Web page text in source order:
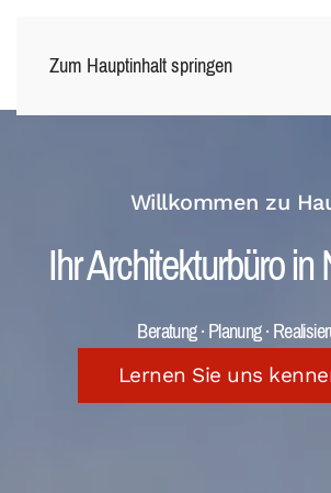
Zum Hauptinhalt springen
Willkommen zu
Ihr Architekturbüro
Beratung · Planung ·
Lernen Sie uns